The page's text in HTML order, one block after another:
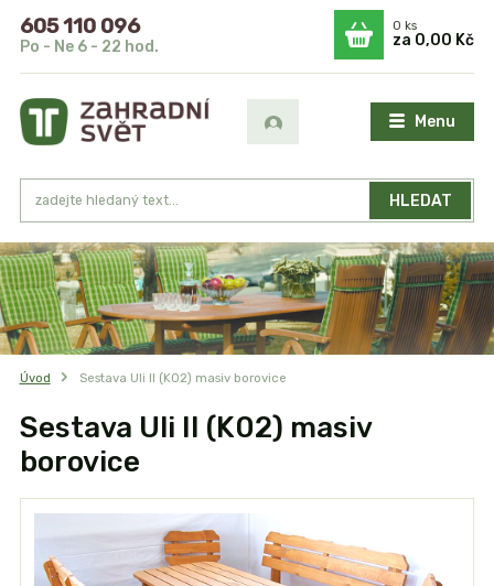
Menu
HLEDAT
605 110 096
Po - Ne 6 - 22 hod.
0ks
za 0,00 Kč
Úvod Sestava Uli II (K02) masiv borovice
Sestava Uli II (K02) masiv
borovice